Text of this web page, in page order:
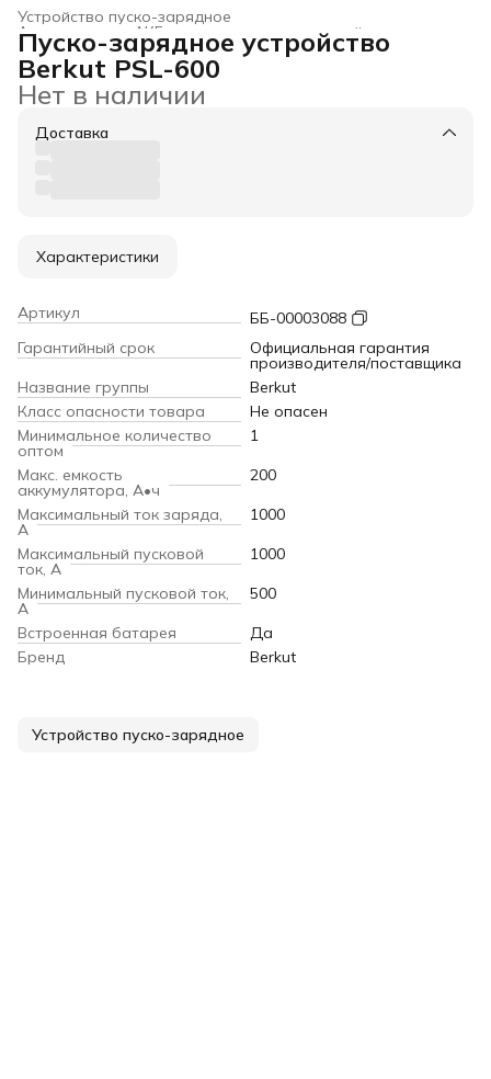
Устройство пуско-зарядное
АКБ и пуско-зарядные устройства
Автотовары
Главная ›
Пуско-зарядное устройство
Berkut PSL-600
Нет в наличии
Доставка
Характеристики
Артикул
ББ-00003088
Гарантийный срок
Официальная гарантия
производителя/поставщика
Название группы
Berkut
Класс опасности товара
Не опасен
Минимальное количество
оптом
1
Макс. емкость
аккумулятора, А•ч
200
Максимальный ток заряда,
А
1000
Максимальный пусковой
ток, А
1000
Минимальный пусковой ток,
А
500
Встроенная батарея
Да
Бренд
Berkut
Устройство пуско-зарядное